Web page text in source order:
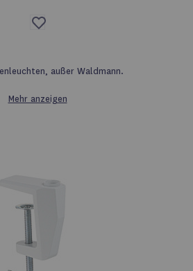
Auf
die
außer Waldmann.
Mehr anzeigen